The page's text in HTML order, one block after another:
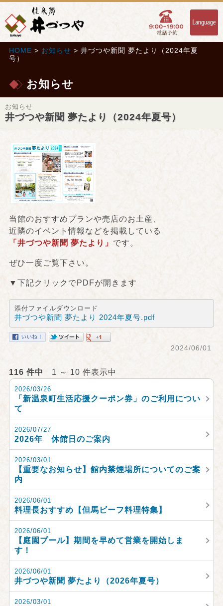
HOME > お知らせ > 井づつや新聞 夢たより（2024年夏
号）
お知らせ
お知らせ
井づつや新聞 夢たより（2024年夏号）
当館のおすすめプランや売店のお土産、
近隣のイベント情報などを掲載している
「井づつや新聞 夢たより」 です。
ぜひ一度ご覧下さい。
▼下記クリックでPDFが開きます
添付ファイルダウンロード
井づつや新聞 夢たより 2024年夏号.pdf
2024/06/01
116 件中 1 ～ 10 件表示中
2026/03/26
「新温泉町生活応援クーポン券」のご利用につい
て
2026/07/27
2026年 休館日のご案内
2026/03/01
【重要なお知らせ】館内禁煙場所についてのご案
内
2026/06/01
料理長おすすめ【但馬ビーフ料理特集】
2026/06/01
【庭園プール】期間を早めて営業を開始しま
す！
2026/06/01
井づつや新聞 夢たより（2026年夏号）
2026/03/01